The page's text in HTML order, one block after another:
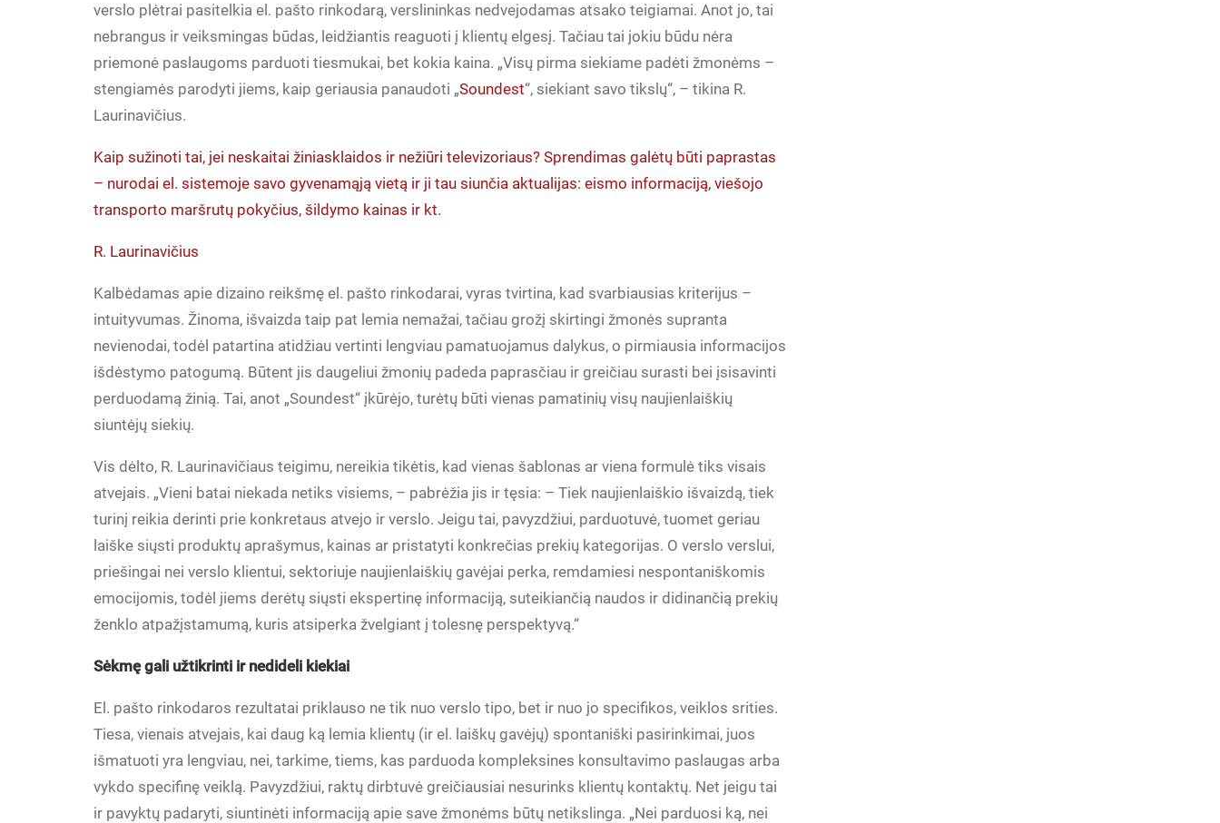
verslo plėtrai pasitelkia el. pašto rinkodarą, verslininkas nedvejodamas atsako teigiamai. Anot jo, tai
nebrangus ir veiksmingas būdas, leidžiantis reaguoti į klientų elgesį. Tačiau tai jokiu būdu nėra
priemonė paslaugoms parduoti tiesmukai, bet kokia kaina. „Visų pirma siekiame padėti žmonėms –
stengiamės parodyti jiems, kaip geriausia panaudoti „Soundest“, siekiant savo tikslų“, – tikina R.
Laurinavičius.
Kaip sužinoti tai, jei neskaitai žiniasklaidos ir nežiūri televizoriaus? Sprendimas galėtų būti paprastas
– nurodai el. sistemoje savo gyvenamąją vietą ir ji tau siunčia aktualijas: eismo informaciją, viešojo
transporto maršrutų pokyčius, šildymo kainas ir kt.
R. Laurinavičius
Kalbėdamas apie dizaino reikšmę el. pašto rinkodarai, vyras tvirtina, kad svarbiausias kriterijus –
intuityvumas. Žinoma, išvaizda taip pat lemia nemažai, tačiau grožį skirtingi žmonės supranta
nevienodai, todėl patartina atidžiau vertinti lengviau pamatuojamus dalykus, o pirmiausia informacijos
išdėstymo patogumą. Būtent jis daugeliui žmonių padeda paprasčiau ir greičiau surasti bei įsisavinti
perduodamą žinią. Tai, anot „Soundest“ įkūrėjo, turėtų būti vienas pamatinių visų naujienlaiškių
siuntėjų siekių.
Vis dėlto, R. Laurinavičiaus teigimu, nereikia tikėtis, kad vienas šablonas ar viena formulė tiks visais
atvejais. „Vieni batai niekada netiks visiems, – pabrėžia jis ir tęsia: – Tiek naujienlaiškio išvaizdą, tiek
turinį reikia derinti prie konkretaus atvejo ir verslo. Jeigu tai, pavyzdžiui, parduotuvė, tuomet geriau
laiške siųsti produktų aprašymus, kainas ar pristatyti konkrečias prekių kategorijas. O verslo verslui,
priešingai nei verslo klientui, sektoriuje naujienlaiškių gavėjai perka, remdamiesi nespontaniškomis
emocijomis, todėl jiems derėtų siųsti ekspertinę informaciją, suteikiančią naudos ir didinančią prekių
ženklo atpažįstamumą, kuris atsiperka žvelgiant į tolesnę perspektyvą.“
Sėkmę gali užtikrinti ir nedideli kiekiai
El. pašto rinkodaros rezultatai priklauso ne tik nuo verslo tipo, bet ir nuo jo specifikos, veiklos srities.
Tiesa, vienais atvejais, kai daug ką lemia klientų (ir el. laiškų gavėjų) spontaniški pasirinkimai, juos
išmatuoti yra lengviau, nei, tarkime, tiems, kas parduoda kompleksines konsultavimo paslaugas arba
vykdo specifinę veiklą. Pavyzdžiui, raktų dirbtuvė greičiausiai nesurinks klientų kontaktų. Net jeigu tai
ir pavyktų padaryti, siuntinėti informaciją apie save žmonėms būtų netikslinga. „Nei parduosi ką, nei